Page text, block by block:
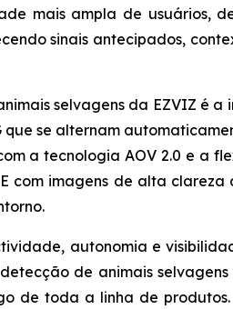
mais ampla de usuários,
sinais antecipados,
selvagens da EZVIZ é
que se alternam
a tecnologia AOV 2.0 e a
com imagens de alta
autonomia e
de animais
de toda a linha de